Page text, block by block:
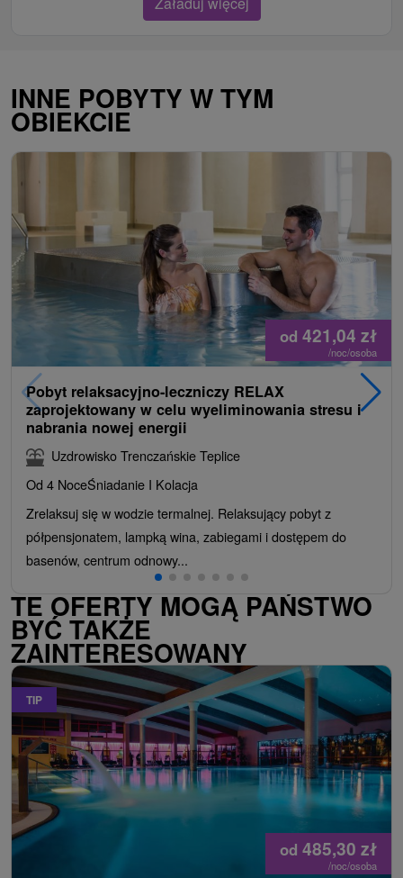
INNE POBYTY W TYM
OBIEKCIE
od 421,04 zł
/noc/osoba
Pobyt relaksacyjno-leczniczy RELAX
zaprojektowany w celu wyeliminowania stresu i
nabrania nowej energii
Uzdrowisko Trenczańskie Teplice
Od 4 NoceŚniadanie I Kolacja
Zrelaksuj się w wodzie termalnej. Relaksujący pobyt z
półpensjonatem, lampką wina, zabiegami i dostępem do
basenów, centrum odnowy...
TE OFERTY MOGĄ PAŃSTWO
BYĆ TAKŻE
ZAINTERESOWANY
TIP
od 485,30 zł
/noc/osoba